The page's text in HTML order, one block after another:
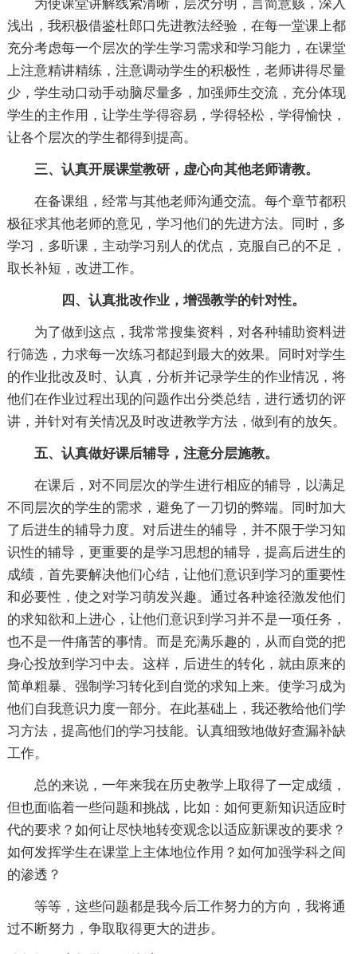
为使课堂讲解线索清晰，层次分明，言简意赅，深入
浅出，我积极借鉴杜郎口先进教法经验，在每一堂课上都
充分考虑每一个层次的学生学习需求和学习能力，在课堂
上注意精讲精练，注意调动学生的积极性，老师讲得尽量
少，学生动口动手动脑尽量多，加强师生交流，充分体现
学生的主作用，让学生学得容易，学得轻松，学得愉快，
让各个层次的学生都得到提高。
三、认真开展课堂教研，虚心向其他老师请教。
在备课组，经常与其他老师沟通交流。每个章节都积
极征求其他老师的意见，学习他们的先进方法。同时，多
学习，多听课，主动学习别人的优点，克服自己的不足，
取长补短，改进工作。
四、认真批改作业，增强教学的针对性。
为了做到这点，我常常搜集资料，对各种辅助资料进
行筛选，力求每一次练习都起到最大的效果。同时对学生
的作业批改及时、认真，分析并记录学生的作业情况，将
他们在作业过程出现的问题作出分类总结，进行透切的评
讲，并针对有关情况及时改进教学方法，做到有的放矢。
五、认真做好课后辅导，注意分层施教。
在课后，对不同层次的学生进行相应的辅导，以满足
不同层次的学生的需求，避免了一刀切的弊端。同时加大
了后进生的辅导力度。对后进生的辅导，并不限于学习知
识性的辅导，更重要的是学习思想的辅导，提高后进生的
成绩，首先要解决他们心结，让他们意识到学习的重要性
和必要性，使之对学习萌发兴趣。通过各种途径激发他们
的求知欲和上进心，让他们意识到学习并不是一项任务，
也不是一件痛苦的事情。而是充满乐趣的，从而自觉的把
身心投放到学习中去。这样，后进生的转化，就由原来的
简单粗暴、强制学习转化到自觉的求知上来。使学习成为
他们自我意识力度一部分。在此基础上，我还教给他们学
习方法，提高他们的学习技能。认真细致地做好查漏补缺
工作。
总的来说，一年来我在历史教学上取得了一定成绩，
但也面临着一些问题和挑战，比如：如何更新知识适应时
代的要求？如何让尽快地转变观念以适应新课改的要求？
如何发挥学生在课堂上主体地位作用？如何加强学科之间
的渗透？
等等，这些问题都是我今后工作努力的方向，我将通
过不断努力，争取取得更大的进步。